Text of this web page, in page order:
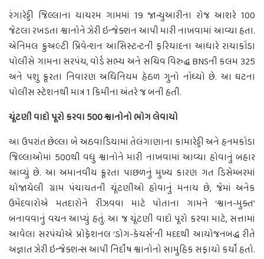
રંગારેડ્ડી જિલ્લાના યાચરમ ગામમાં 19 જાન્યુઆરીના રોજ આશરે 100
જેટલા રખડતા શ્વાનોને ઝેરી ઇન્જેક્શન આપી મારી નાખવામાં આવ્યા હતા.
એનિમલ ક્રુઅલ્ટી પ્રિવેન્શન આસિસ્ટન્ટની ફરિયાદના આધારે રાચાકોંડા
પોલીસે ગામના સરપંચ, વોર્ડ સભ્ય અને સચિવ વિરુદ્ધ BNSની કલમ 325
અને પશુ ક્રૂરતા નિવારણ અધિનિયમ હેઠળ ગુનો નોંધ્યો છે. આ ઘટના
પોલીસ સ્ટેશનથી માત્ર 1 કિમીના અંતરે જ બની હતી.
ચૂંટણી વાદો પૂરો કરવા 500 શ્વાનોનો ભોગ લેવાયો
આ ઉપરાંત છેલ્લા બે અઠવાડિયામાં તેલંગાણાના કામારેડ્ડી અને હનમકોંડા
જિલ્લાઓમાં 500થી વધુ શ્વાનોને મારી નાખવામાં આવ્યા હોવાનું બહાર
આવ્યું છે. આ અમાનવીય ક્રૂરતા પાછળનું મુખ્ય કારણ ગત ડિસેમ્બરમાં
યોજાયેલી ગ્રામ પંચાયતની ચૂંટણીઓ હોવાનું મનાય છે, જેમાં અનેક
ઉમેદવારોએ મતદારોને રીઝવવા માટે પોતાના ગામને ‘શ્વાન-મુક્ત’
બનાવવાનું વચન આપ્યું હતું. આ જ ચૂંટણી વાદો પૂરો કરવા માટે, સત્તામાં
આવેલા સરપંચોએ પ્રોફેશનલ ‘ડોગ-કેચર્સ’ની મદદથી આયોજનબદ્ધ રીતે
અજ્ઞાત ઝેરી ઇન્જેક્શન્સ આપી નિર્દોષ શ્વાનોનો સામુહિક સફાયો કર્યો હતો.